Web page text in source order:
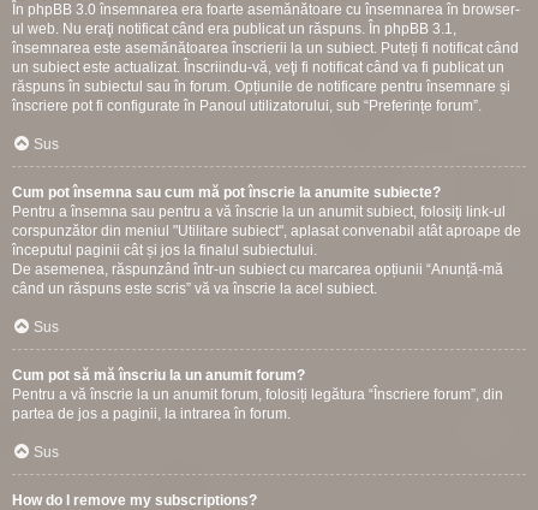
În phpBB 3.0 însemnarea era foarte asemănătoare cu însemnarea în browser-
ul web. Nu eraţi notificat când era publicat un răspuns. În phpBB 3.1,
însemnarea este asemănătoarea înscrierii la un subiect. Puteți fi notificat când
un subiect este actualizat. Înscriindu-vă, veţi fi notificat când va fi publicat un
răspuns în subiectul sau în forum. Opțiunile de notificare pentru însemnare și
înscriere pot fi configurate în Panoul utilizatorului, sub “Preferințe forum”.
Sus
Cum pot însemna sau cum mă pot înscrie la anumite subiecte?
Pentru a însemna sau pentru a vă înscrie la un anumit subiect, folosiţi link-ul
corspunzător din meniul "Utilitare subiect", aplasat convenabil atât aproape de
începutul paginii cât și jos la finalul subiectului.
De asemenea, răspunzând într-un subiect cu marcarea opțiunii “Anunță-mă
când un răspuns este scris” vă va înscrie la acel subiect.
Sus
Cum pot să mă înscriu la un anumit forum?
Pentru a vă înscrie la un anumit forum, folosiți legătura “Înscriere forum”, din
partea de jos a paginii, la intrarea în forum.
Sus
How do I remove my subscriptions?